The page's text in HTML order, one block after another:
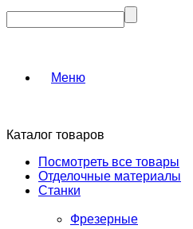
Меню
Каталог товаров
Посмотреть все товары
Отделочные материалы
Станки
Фрезерные